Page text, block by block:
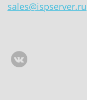
sales@ispserver.ru